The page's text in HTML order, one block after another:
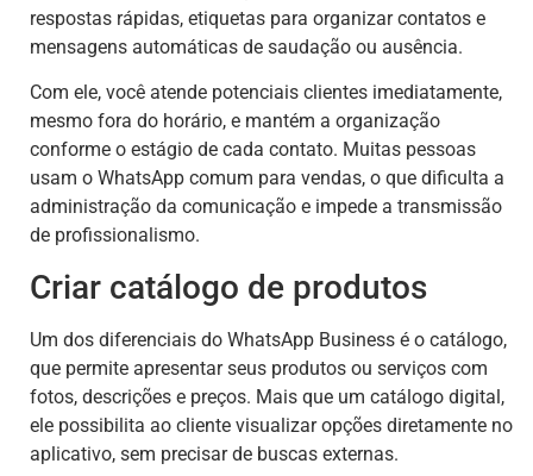
respostas rápidas, etiquetas para organizar contatos e
mensagens automáticas de saudação ou ausência.
Com ele, você atende potenciais clientes imediatamente,
mesmo fora do horário, e mantém a organização
conforme o estágio de cada contato. Muitas pessoas
usam o WhatsApp comum para vendas, o que dificulta a
administração da comunicação e impede a transmissão
de profissionalismo.
Criar catálogo de produtos
Um dos diferenciais do WhatsApp Business é o catálogo,
que permite apresentar seus produtos ou serviços com
fotos, descrições e preços. Mais que um catálogo digital,
ele possibilita ao cliente visualizar opções diretamente no
aplicativo, sem precisar de buscas externas.